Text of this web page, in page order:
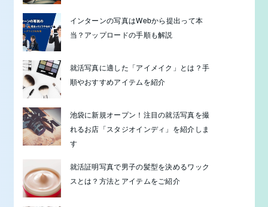
インターンの写真はWebから提出って本
当？アップロードの手順も解説
就活写真に適した「アイメイク」とは？手
順やおすすめアイテムを紹介
池袋に新規オープン！注目の就活写真を撮
れるお店「スタジオインディ」を紹介しま
す
就活証明写真で男子の髪型を決めるワック
スとは？方法とアイテムをご紹介